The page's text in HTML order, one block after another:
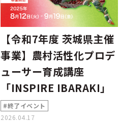
【令和7年度 茨城県主催
事業】農村活性化プロデ
ューサー育成講座
「INSPIRE IBARAKI」
#終了イベント
2026.04.17